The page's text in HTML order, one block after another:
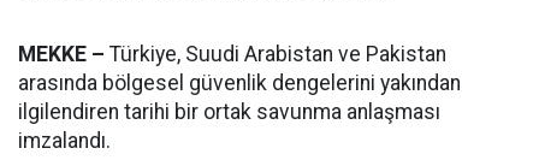
MEKKE – Türkiye, Suudi Arabistan ve Pakistan
arasında bölgesel güvenlik dengelerini yakından
ilgilendiren tarihi bir ortak savunma anlaşması
imzalandı.